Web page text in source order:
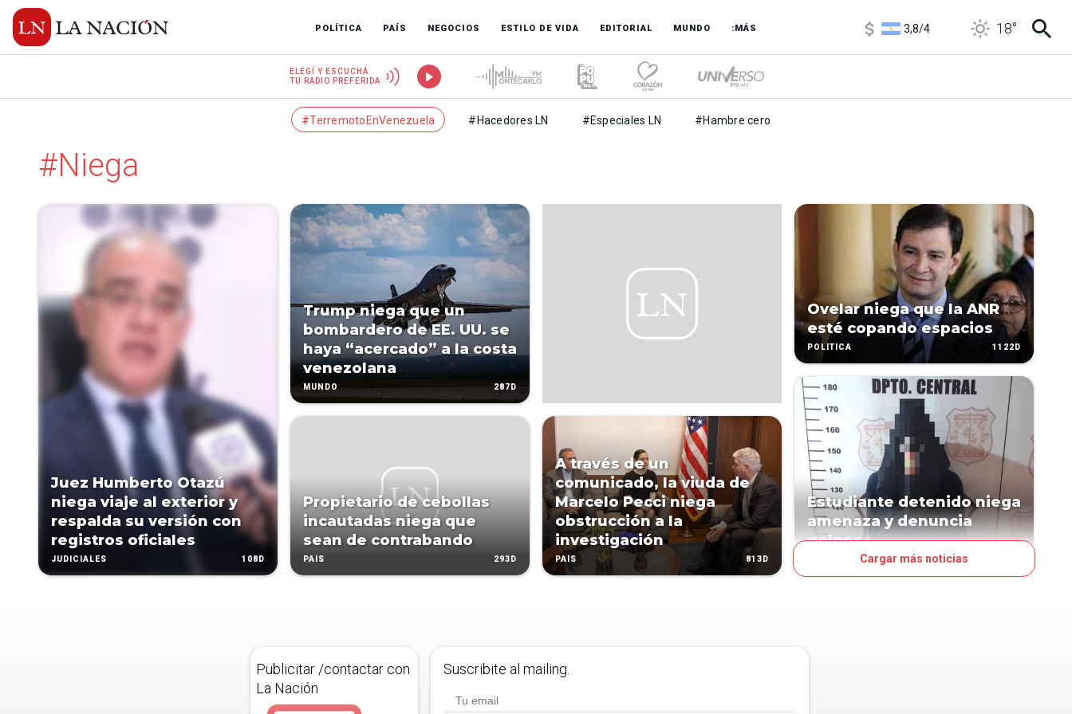
POLÍTICA PAÍS NEGOCIOS ESTILO DE VIDA EDITORIAL MUNDO :MÁS
6850/
5900/5960
18°
ELEGÍ Y ESCUCHÁ
TU RADIO PREFERIDA
#TerremotoEnVenezuela #Hacedores LN #Especiales LN #Hambre cero
#Niega
Juez Humberto Otazú
niega viaje al exterior y
respalda su versión con
registros oficiales
JUDICIALES 108D
Trump niega que un
bombardero de EE. UU. se
haya “acercado” a la costa
venezolana
MUNDO 287D
Propietario de cebollas
incautadas niega que
sean de contrabando
PAÍS 293D
A través de un
comunicado, la viuda de
Marcelo Pecci niega
obstrucción a la
investigación
PAÍS 813D
Ovelar niega que la ANR
esté copando espacios
POLÍTICA 1122D
Estudiante detenido niega
amenaza y denuncia
golpes
Cargar más noticias
Publicitar /contactar con
La Nación
Suscribite al mailing.